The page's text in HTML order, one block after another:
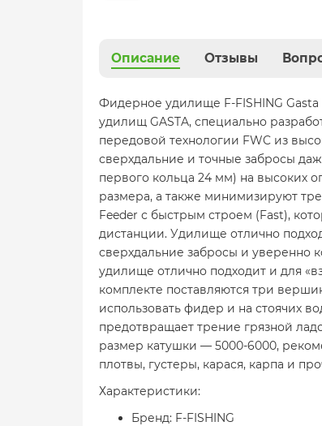
Описание Отзывы
Фидерное удилище F-FISHING
удилищ GASTA, специально
передовой технологии FWC из
сверхдальние и точные забросы
первого кольца 24 мм) на высоких
размера, а также минимизируют
Feeder с быстрым строем (Fast),
дистанции. Удилище отлично
сверхдальние забросы и уверенно
удилище отлично подходит и для
комплекте поставляются три
использовать фидер и на стоячих
предотвращает трение грязной
размер катушки — 5000-6000,
плотвы, густеры, карася, карпа и
Характеристики:
Бренд: F-FISHING